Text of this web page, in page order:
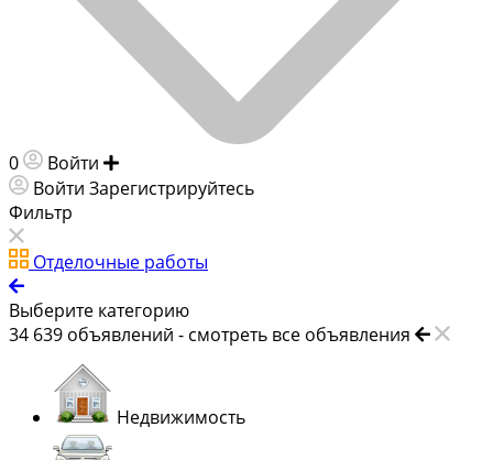
0 Войти
Войти Зарегистрируйтесь
Фильтр
Отделочные работы
Выберите категорию
34 639 объявлений - смотреть все объявления
Недвижимость